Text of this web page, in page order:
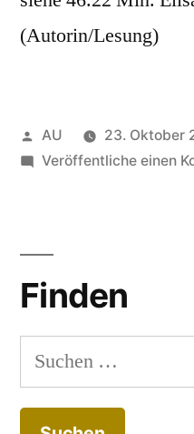
(Autorin/Lesung)
Veröffentlicht
von
AU 23. Oktober
Veröffentliche einen
Finden
Suchen
nach: